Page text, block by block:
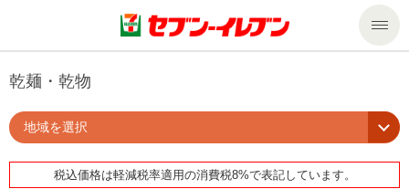
商品のご案内
商品のご案内トップ
今週の新商品
セール・キャンペーン
サービス
乾麺・乾物
地域を選択
税込価格は軽減税率適用の消費税8%で表記しています。